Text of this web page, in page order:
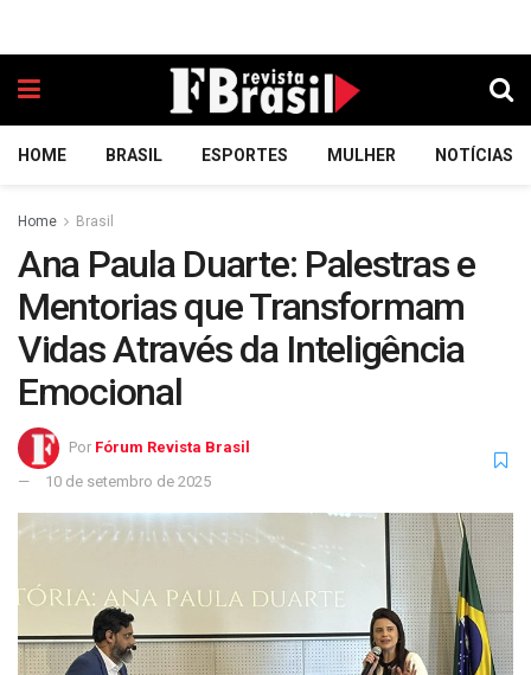
HOME BRASIL ESPORTES MULHER NOTÍCIAS
Home Brasil
Ana Paula Duarte: Palestras e
Mentorias que Transformam
Vidas Através da Inteligência
Emocional
Por Fórum Revista Brasil
10 de setembro de 2025